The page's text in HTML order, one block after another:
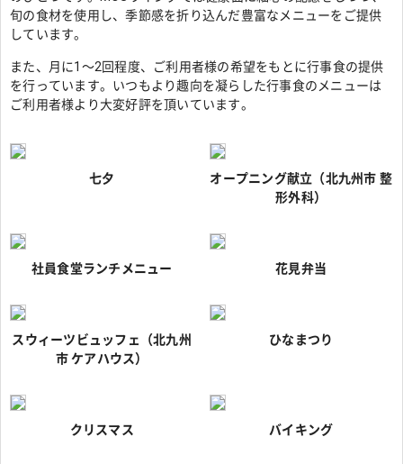
旬の食材を使用し、季節感を折り込んだ豊富なメニューをご提供
しています。
また、月に1～2回程度、ご利用者様の希望をもとに行事食の提供
を行っています。いつもより趣向を凝らした行事食のメニューは
ご利用者様より大変好評を頂いています。
七夕
オープニング献立（北九州市 整
形外科）
社員食堂ランチメニュー 花見弁当
スウィーツビュッフェ（北九州
市 ケアハウス）
ひなまつり
クリスマス バイキング